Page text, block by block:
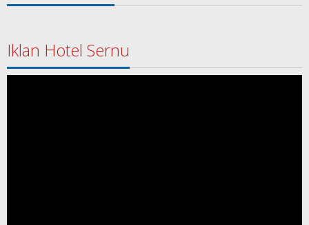
Iklan Hotel Sernu